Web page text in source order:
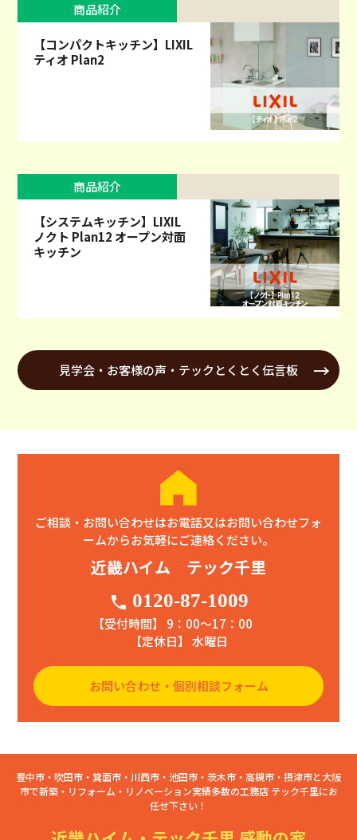
商品紹介
【コンパクトキッチン】LIXIL
ティオ Plan2
商品紹介
【システムキッチン】LIXIL
ノクト Plan12 オープン対面
キッチン
見学会・お客様の声・テックとくとく伝言板
ご相談・お問い合わせはお電話又はお問い合わせフォ
ームからお気軽にご連絡ください。
近畿ハイム テック千里
phone 0120-87-1009
【受付時間】 9：00〜17：00
【定休日】 水曜日
お問い合わせ・個別相談フォーム
豊中市・吹田市・箕面市・川西市・池田市・茨木市・高槻市・摂津市と大阪
市で新築・リフォーム・リノベーション実績多数の工務店 テック千里にお
任せ下さい！